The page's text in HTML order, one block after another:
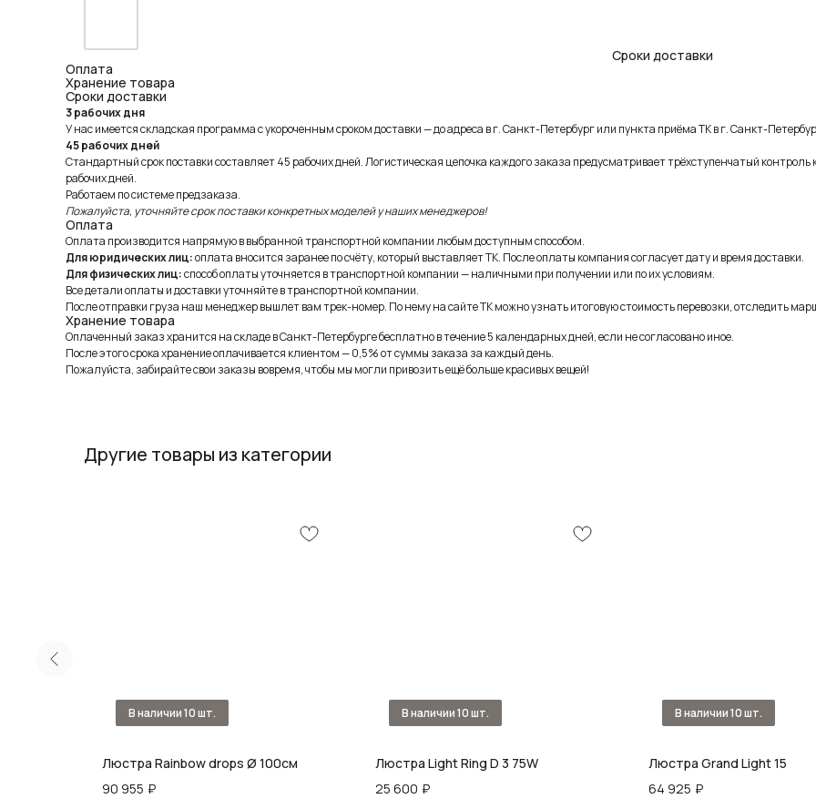
Сроки доставки
Оплата
Хранение товара
Сроки доставки
3 рабочих дня
У нас имеется складская программа с укороченным сроком доставки — до адреса в г. Санкт-Петербург или пункта приёма ТК в г. Санкт-
45 рабочих дней
Стандартный срок поставки составляет 45 рабочих дней. Логистическая цепочка каждого заказа предусматривает трёхступенчатый
рабочих дней.
Работаем по системе предзаказа.
Пожалуйста, уточняйте срок поставки конкретных моделей у наших менеджеров!
Оплата
Оплата производится напрямую в выбранной транспортной компании любым доступным способом.
Для юридических лиц:оплата вносится заранее по счёту, который выставляет ТК. После оплаты компания согласует дату и время доставки.
Для физических лиц:способ оплаты уточняется в транспортной компании — наличными при получении или по их условиям.
Все детали оплаты и доставки уточняйте в транспортной компании.
После отправки груза наш менеджер вышлет вам трек-номер. По нему на сайте ТК можно узнать итоговую стоимость перевозки, отследить
Хранение товара
Оплаченный заказ хранится на складе в Санкт-Петербурге бесплатно в течение 5 календарных дней, если не согласовано иное.
После этого срока хранение оплачивается клиентом — 0,5% от суммы заказа за каждый день.
Пожалуйста, забирайте свои заказы вовремя, чтобы мы могли привозить ещё больше красивых вещей!
Другие товары из категории
Люстра Rainbow drops Ø 100см
90 955 ₽
Люстра Light Ring D 3 75W
25 600 ₽
Люстра Grand Light 15
64 925 ₽